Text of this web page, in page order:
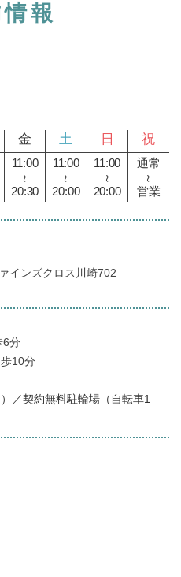
報
金 土 日 祝
11:00
～
20:30
11:00
～
20:00
11:00
～
20:00
通常
～
営業
インズクロス川崎702
6分
10分
／契約無料駐輪場（自転車1